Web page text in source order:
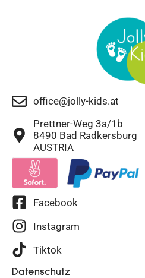
office@jolly-kids.at
Prettner-Weg 3a/1b
8490 Bad Radkersburg
AUSTRIA
Facebook
Instagram
Tiktok
Datenschutz